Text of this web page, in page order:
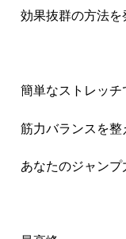
効果抜群の方法を
簡単なストレッチ
筋力バランスを整
あなたのジャンプ